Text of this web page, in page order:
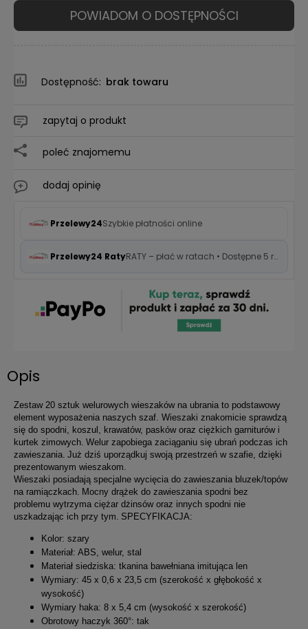
POWIADOM O DOSTĘPNOŚCI
Dostępność: brak towaru
zapytaj o produkt
poleć znajomemu
dodaj opinię
Przelewy24Szybkie płatności online
Przelewy24 Raty RATY – płać w ratach • Dostępne 5 rat 0%
Opis
Zestaw 20 sztuk welurowych wieszaków na ubrania to podstawowy
element wyposażenia naszych szaf. Wieszaki znakomicie sprawdzą
się do spodni, koszul, krawatów, pasków oraz ciężkich garniturów i
kurtek zimowych. Welur zapobiega zaciąganiu się ubrań podczas ich
zawieszania. Już dziś uporządkuj swoją przestrzeń w szafie, dzięki
prezentowanym wieszakom.
Wieszaki posiadają specjalne wycięcia do zawieszania bluzek/topów
na ramiączkach. Mocny drążek do zawieszania spodni bez
problemu wytrzyma ciężar dżinsów oraz innych spodni nie
uszkadzając ich przy tym. SPECYFIKACJA:
Kolor: szary
Materiał: ABS, welur, stal
Materiał siedziska: tkanina bawełniana imitująca len
Wymiary: 45 x 0,6 x 23,5 cm (szerokość x głębokość x
wysokość)
Wymiary haka: 8 x 5,4 cm (wysokość x szerokość)
Obrotowy haczyk 360°: tak